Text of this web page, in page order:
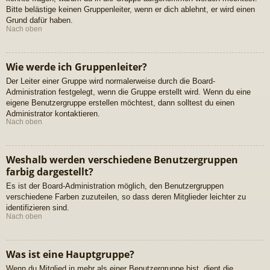
Bitte belästige keinen Gruppenleiter, wenn er dich ablehnt, er wird einen
Grund dafür haben.
Nach oben
Wie werde ich Gruppenleiter?
Der Leiter einer Gruppe wird normalerweise durch die Board-
Administration festgelegt, wenn die Gruppe erstellt wird. Wenn du eine
eigene Benutzergruppe erstellen möchtest, dann solltest du einen
Administrator kontaktieren.
Nach oben
Weshalb werden verschiedene Benutzergruppen
farbig dargestellt?
Es ist der Board-Administration möglich, den Benutzergruppen
verschiedene Farben zuzuteilen, so dass deren Mitglieder leichter zu
identifizieren sind.
Nach oben
Was ist eine Hauptgruppe?